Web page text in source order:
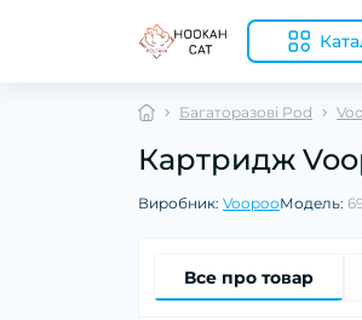
Багаторазові Pod
Картридж
Виробник: VoopooМодель:
Все про товар